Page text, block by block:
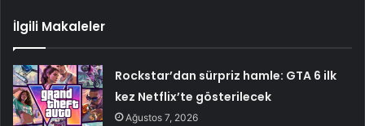
İlgili Makaleler
Rockstar’dan sürpriz hamle: GTA 6 ilk
kez Netflix’te gösterilecek
Ağustos 7, 2026